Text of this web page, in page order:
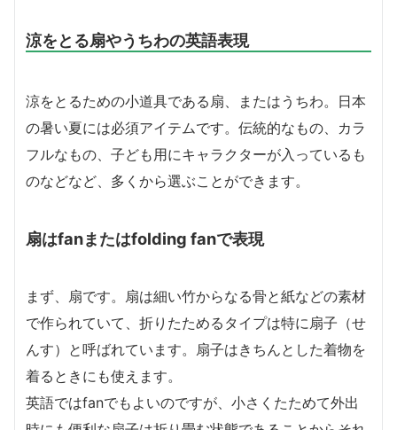
涼をとる扇やうちわの英語表現
涼をとるための小道具である扇、またはうちわ。日本
の暑い夏には必須アイテムです。伝統的なもの、カラ
フルなもの、子ども用にキャラクターが入っているも
のなどなど、多くから選ぶことができます。
扇はfanまたはfolding fanで表現
まず、扇です。扇は細い竹からなる骨と紙などの素材
で作られていて、折りたためるタイプは特に扇子（せ
んす）と呼ばれています。扇子はきちんとした着物を
着るときにも使えます。
英語ではfanでもよいのですが、小さくたためて外出